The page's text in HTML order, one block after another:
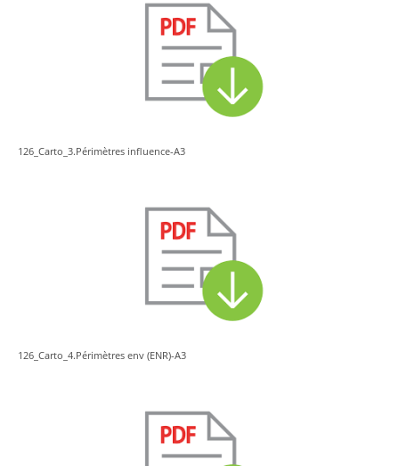
126_Carto_3.Périmètres influence-A3
126_Carto_4.Périmètres env (ENR)-A3